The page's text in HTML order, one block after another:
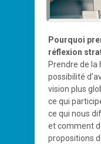
Pourquoi
réflexion
Prendre de la
possibilité
vision plus
ce qui
ce qui nous
et comment
propositions